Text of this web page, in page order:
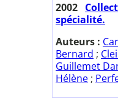
2002
spécialité.
Auteurs :
Bernard ;
Guillemet
Hélène ;